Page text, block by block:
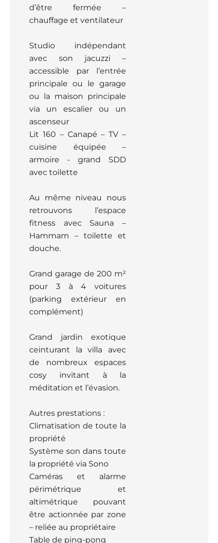
d’être fermée –
chauffage et ventilateur
Studio indépendant
avec son jacuzzi –
accessible par l’entrée
principale ou le garage
ou la maison principale
via un escalier ou un
ascenseur
Lit 160 – Canapé – TV –
cuisine équipée –
armoire - grand SDD
avec toilette
Au même niveau nous
retrouvons l’espace
fitness avec Sauna –
Hammam – toilette et
douche.
Grand garage de 200 m²
pour 3 à 4 voitures
(parking extérieur en
complément)
Grand jardin exotique
ceinturant la villa avec
de nombreux espaces
cosy invitant à la
méditation et l’évasion.
Autres prestations :
Climatisation de toute la
propriété
Système son dans toute
la propriété via Sono
Caméras et alarme
périmétrique et
altimétrique pouvant
être actionnée par zone
– reliée au propriétaire
Table de ping-pong